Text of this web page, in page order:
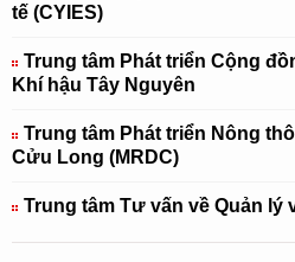
tế (CYIES)
Trung tâm Phát triển Cộng
Khí hậu Tây Nguyên
Trung tâm Phát triển Nông
Cửu Long (MRDC)
Trung tâm Tư vấn về Quản lý